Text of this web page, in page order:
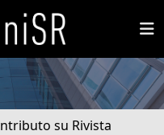
su Rivista